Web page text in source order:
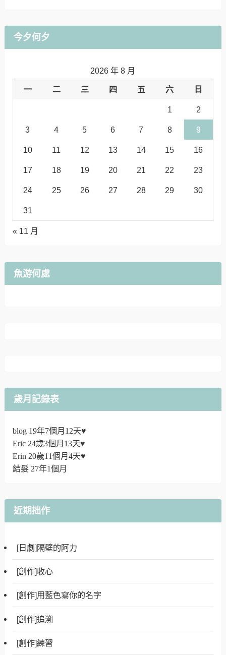
今夕何夕
2026 年 8 月
一 二 三 四 五 六 日
1 2
3 4 5 6 7 8 9
10 11 12 13 14 15 16
17 18 19 20 21 22 23
24 25 26 27 28 29 30
31
« 11 月
魚游何處
歲月記錄表
blog 19年7個月12天♥
Eric 24歲3個月13天♥
Erin 20歲11個月4天♥
結髮 27年1個月
近期拙作
[日劇]隔壁的阿力
[創作]收心
[創作]用藍色寫你的名字
[創作]追溯
[創作]練習